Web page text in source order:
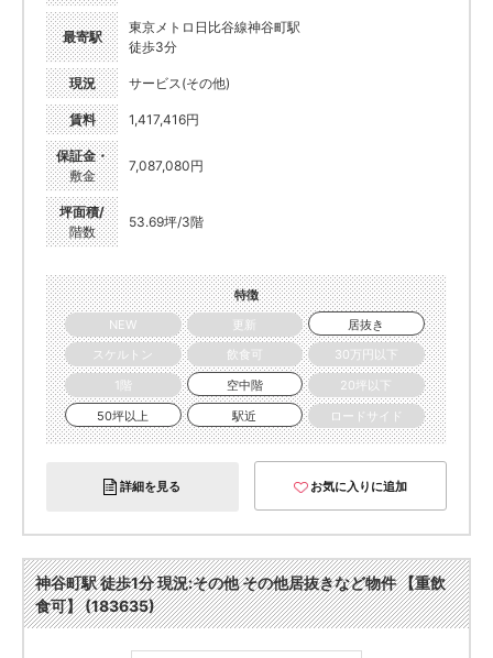
最寄駅
東京メトロ日比谷線神谷町駅
徒歩3分
現況 サービス(その他)
賃料 1,417,416円
保証金・
敷金
7,087,080円
坪面積/
階数
53.69坪/3階
特徴
NEW
更新
居抜き
スケルトン
飲食可
30万円以下
1階
空中階
20坪以下
50坪以上
駅近 ロードサイド
詳細を見る お気に入りに追加
神谷町駅 徒歩1分 現況:その他 その他居抜きなど物件 【重飲
食可】 (183635)